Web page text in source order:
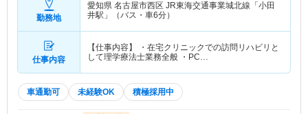
勤務地
愛知県 名古屋市西区 JR東海交通事業城北線「小田
井駅」（バス・車6分）
仕事内容
【仕事内容】 ・在宅クリニックでの訪問リハビリと
して理学療法士業務全般 ・PC…
車通勤可 未経験OK 積極採用中